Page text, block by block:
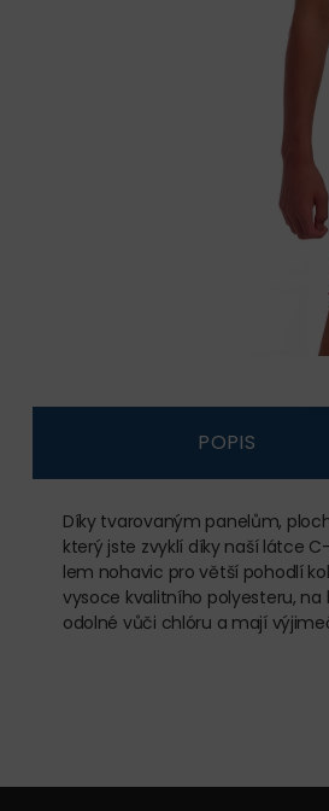
POPIS
Díky tvarovaným panelům,
který jste zvyklí díky naší látce
lem nohavic pro větší pohodlí
vysoce kvalitního polyesteru, na
odolné vůči chlóru a mají